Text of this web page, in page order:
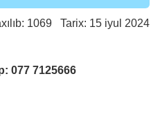
1069 Tarix: 15 iyul 2024
077 7125666